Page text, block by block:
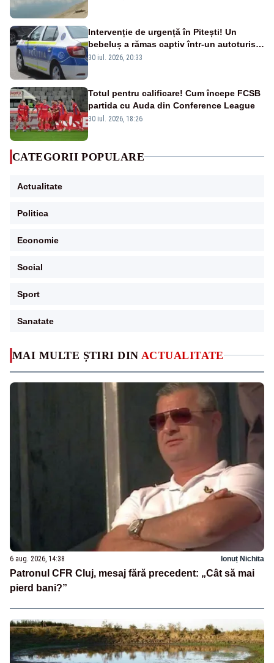
MAI MULTE ȘTIRI DIN ACTUALITATE
6 aug. 2026, 14:38 Ionuț Nichita
Patronul CFR Cluj, mesaj fără precedent: „Cât să mai
pierd bani?”
Intervenție de urgență în Pitești! Un
bebeluș a rămas captiv într-un autoturism
din cauza unei defecțiuni
30 iul. 2026, 20:33
Totul pentru calificare! Cum începe FCSB
partida cu Auda din Conference League
30 iul. 2026, 18:26
CATEGORII POPULARE
Actualitate
Politica
Economie
Social
Sport
Sanatate